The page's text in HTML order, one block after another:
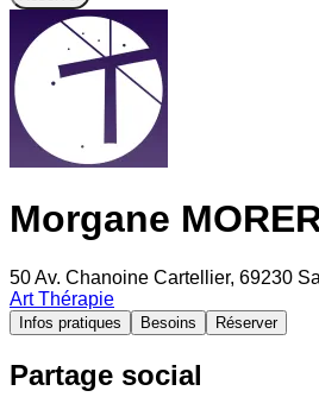
Morgane
50 Av. Chanoine Cartellier, 69230
Art Thérapie
Infos pratiques Besoins Réserver
Partage social